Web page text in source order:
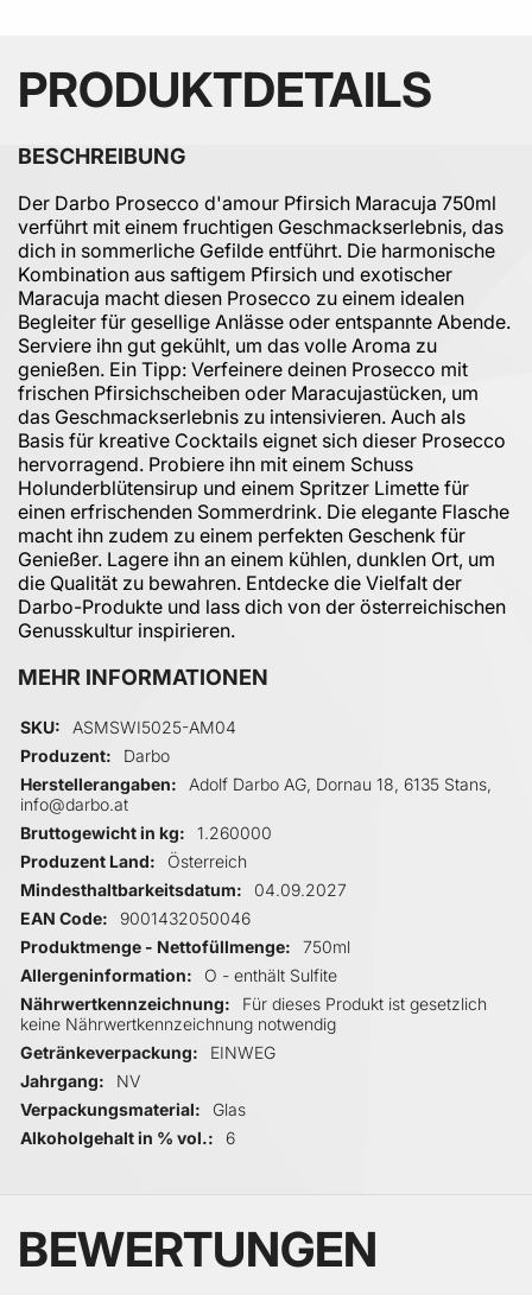
PRODUKTDETAILS
BESCHREIBUNG
Der Darbo Prosecco d'amour Pfirsich Maracuja 750ml
verführt mit einem fruchtigen Geschmackserlebnis, das
dich in sommerliche Gefilde entführt. Die harmonische
Kombination aus saftigem Pfirsich und exotischer
Maracuja macht diesen Prosecco zu einem idealen
Begleiter für gesellige Anlässe oder entspannte Abende.
Serviere ihn gut gekühlt, um das volle Aroma zu
genießen. Ein Tipp: Verfeinere deinen Prosecco mit
frischen Pfirsichscheiben oder Maracujastücken, um
das Geschmackserlebnis zu intensivieren. Auch als
Basis für kreative Cocktails eignet sich dieser Prosecco
hervorragend. Probiere ihn mit einem Schuss
Holunderblütensirup und einem Spritzer Limette für
einen erfrischenden Sommerdrink. Die elegante Flasche
macht ihn zudem zu einem perfekten Geschenk für
Genießer. Lagere ihn an einem kühlen, dunklen Ort, um
die Qualität zu bewahren. Entdecke die Vielfalt der
Darbo-Produkte und lass dich von der österreichischen
Genusskultur inspirieren.
MEHR INFORMATIONEN
Mehr Informationen
SKU
ASMSWI5025-AM04
Produzent
Darbo
Herstellerangaben
Adolf Darbo AG, Dornau 18, 6135 Stans,
info@darbo.at
Bruttogewicht in kg
1.260000
Produzent Land
Österreich
Mindesthaltbarkeitsdatum
04.09.2027
EAN Code
9001432050046
Produktmenge - Nettofüllmenge
750ml
Allergeninformation
O - enthält Sulfite
Nährwertkennzeichnung
Für dieses Produkt ist gesetzlich
keine Nährwertkennzeichnung notwendig
Getränkeverpackung
EINWEG
Jahrgang
NV
Verpackungsmaterial
Glas
Alkoholgehalt in % vol.
6
BEWERTUNGEN